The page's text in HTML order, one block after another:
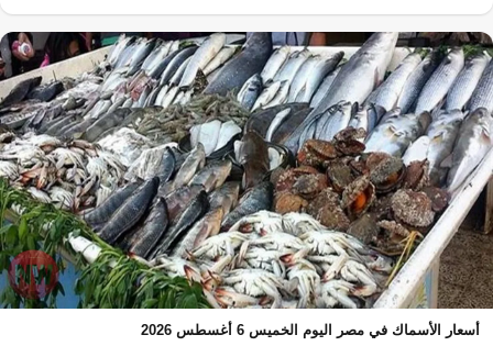
أسعار الأسماك في مصر اليوم الخميس 6 أغسطس 2026